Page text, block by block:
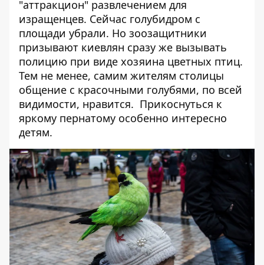
"аттракцион" развлечением для
изращенцев. Сейчас голубидром с
площади убрали. Но зоозащитники
призывают киевлян сразу же вызывать
полицию при виде хозяина цветных птиц.
Тем не менее, самим жителям столицы
общение с красочными голубями, по всей
видимости, нравится. Прикоснуться к
яркому пернатому особенно интересно
детям.